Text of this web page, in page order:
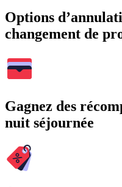
Options
changement de
Gagnez des
nuit séjournée